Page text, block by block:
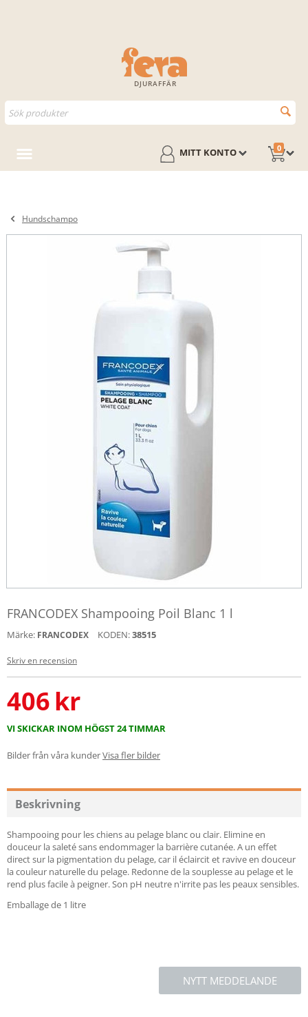
DJURAFFÄR
0
MITT KONTO
Hundschampo
FRANCODEX Shampooing Poil Blanc 1 l
Märke: FRANCODEX KODEN:38515
Skriv en recension
406kr
VI SKICKAR INOM HÖGST 24 TIMMAR
Bilder från våra kunderVisa fler bilder
Beskrivning
Shampooing pour les chiens au pelage blanc ou clair. Elimine en
douceur la saleté sans endommager la barrière cutanée. A un effet
direct sur la pigmentation du pelage, car il éclaircit et ravive en douceur
la couleur naturelle du pelage. Redonne de la souplesse au pelage et le
rend plus facile à peigner. Son pH neutre n'irrite pas les peaux sensibles.
Emballage de 1 litre
NYTT MEDDELANDE